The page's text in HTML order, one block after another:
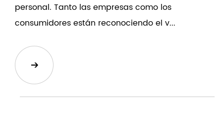
personal. Tanto las empresas como los
consumidores están reconociendo el v...